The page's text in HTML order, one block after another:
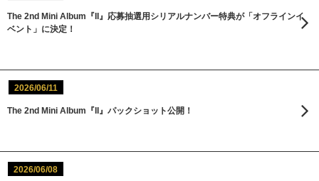
The 2nd Mini Album『II』応募抽選用シリアルナンバー特典が「オフラインイ
ベント」に決定！
2026/06/11
The 2nd Mini Album『II』パックショット公開！
2026/06/08